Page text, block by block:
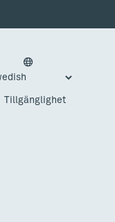
Tillgänglighet